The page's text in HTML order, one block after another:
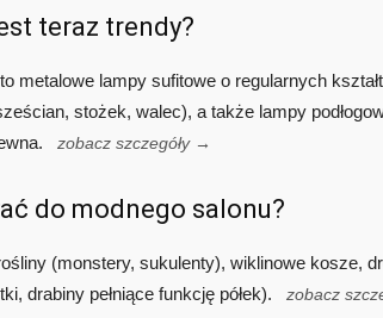
teraz trendy?
metalowe lampy sufitowe o regularnych
stożek, walec), a także lampy
zobacz szczegóły →
do modnego salonu?
(monstery, sukulenty), wiklinowe kosze,
drabiny pełniące funkcję półek).
zobacz